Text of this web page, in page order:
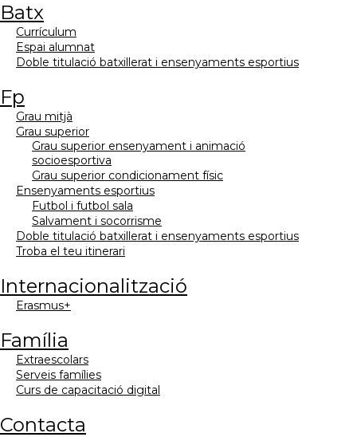
batx
currículum
espai alumnat
doble titulació batxillerat i ensenyaments esportius
fp
grau mitjà
grau superior
grau superior ensenyament i animació
socioesportiva
grau superior condicionament físic
ensenyaments esportius
futbol i futbol sala
salvament i socorrisme
doble titulació batxillerat i ensenyaments esportius
troba el teu itinerari
internacionalització
erasmus+
família
extraescolars
serveis famílies
curs de capacitació digital
contacta